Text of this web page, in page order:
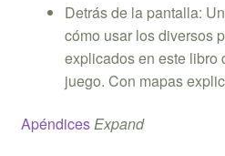
Detrás de la pantalla:
cómo usar los diversos
explicados en este libro
juego. Con mapas
ApéndicesExpand